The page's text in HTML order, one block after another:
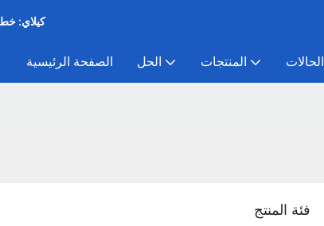
كيلاي:
الصفحة الرئيسية الحل المنتجات الحالات
فئة المنتج